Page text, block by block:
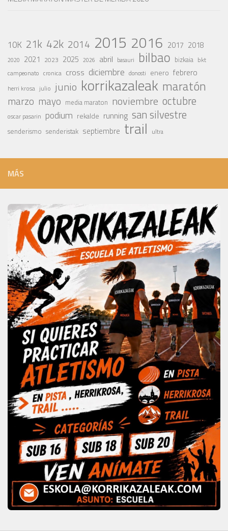
10K 21k 42k 2014 2015 2016 2017 2018
2020 2021 2023 2025 2026 abril basauri bilbao bizkaia bkt
campeonato cronica cross diciembre donosti enero febrero
herri krosa julio junio korrikazaleak maratón
marzo mayo media maraton noviembre octubre
oscar pasarin podium rekalde running san silvestre
senderismo senderistak septiembre trail ultra
MÁS